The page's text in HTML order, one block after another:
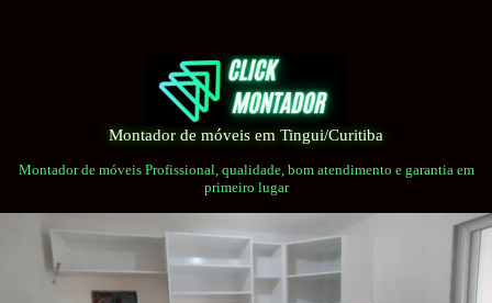
Montador de móveis em Tingui/Curitiba
Montador de móveis Profissional, qualidade, bom atendimento e garantia em
primeiro lugar